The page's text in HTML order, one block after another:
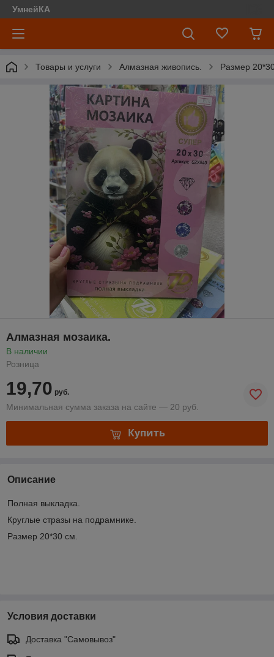
УмнейКА
Товары и услуги Алмазная живопись. Размер
Алмазная мозаика.
В наличии
Розница
19,70 руб.
Минимальная сумма заказа на сайте — 20 руб.
Купить
Описание
Полная выкладка.
Круглые стразы на подрамнике.
Размер 20*30 см.
Условия доставки
Доставка "Самовывоз"